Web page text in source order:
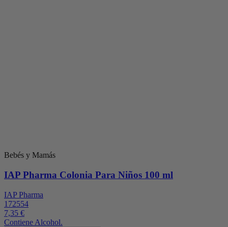
Bebés y Mamás
IAP Pharma Colonia Para Niños 100 ml
IAP Pharma
172554
7,35 €
Contiene Alcohol.